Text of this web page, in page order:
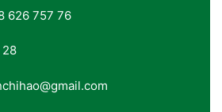
626 757 76
28